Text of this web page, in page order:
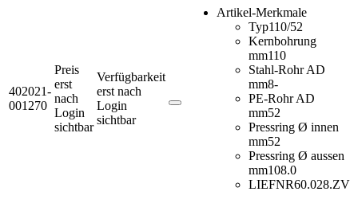
402021-
001270
Preis
erst
nach
Login
sichtbar
Verfügbarkeit
erst nach
Login
sichtbar
Artikel-Merkmale
Typ110/52
Kernbohrung
mm110
Stahl-Rohr AD
mm8-
PE-Rohr AD
mm52
Pressring Ø innen
mm52
Pressring Ø aussen
mm108.0
LIEFNR60.028.ZV